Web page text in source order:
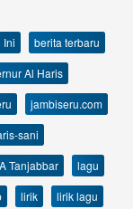
Ini
berita terbaru
Al Haris
jambiseru.com
sani
Tanjabbar
lagu
lirik
lirik lagu